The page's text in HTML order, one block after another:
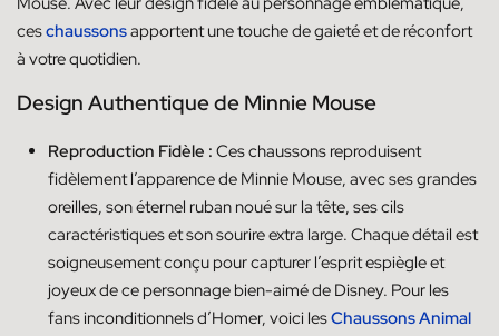
ceschaussonsapportent une touche de gaieté et de réconfort
à votre quotidien.
Design Authentique de Minnie Mouse
Reproduction Fidèle : Ces chaussons reproduisent
fidèlement l’apparence de Minnie Mouse, avec ses grandes
oreilles, son éternel ruban noué sur la tête, ses cils
caractéristiques et son sourire extra large. Chaque détail est
soigneusement conçu pour capturer l’esprit espiègle et
joyeux de ce personnage bien-aimé de Disney. Pour les
fans inconditionnels d’Homer, voici lesChaussons Animal